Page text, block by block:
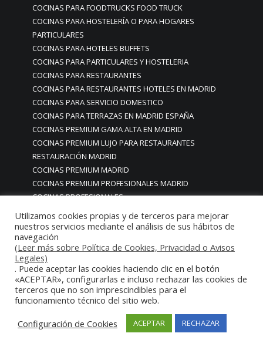
COCINAS PARA FOODTRUCKS FOOD TRUCK
COCINAS PARA HOSTELERÍA O PARA HOGARES
PARTICULARES
COCINAS PARA HOTELES BUFFETS
COCINAS PARA PARTICULARES Y HOSTELERIA
COCINAS PARA RESTAURANTES
COCINAS PARA RESTAURANTES HOTELES EN MADRID
COCINAS PARA SERVICIO DOMESTICO
COCINAS PARA TERRAZAS EN MADRID ESPAÑA
COCINAS PREMIUM GAMA ALTA EN MADRID
COCINAS PREMIUM LUJO PARA RESTAURANTES
RESTAURACIÓN MADRID
COCINAS PREMIUM MADRID
COCINAS PREMIUM PROFESIONALES MADRID
COCINAS PROFESIONALES
COCINAS PROFESIONALES • MOBILIARIO • ENCIMERAS •
REVESTIMIENTOS • ESTRUCTURAS • ELEMENTOS
DECORATIVOS ACERO INOXIDABLE
COCINAS PROFESIONALES A MEDIDA PERSONALIZADAS PARA
PARTICULARES
COCINAS PROFESIONALES ACERO INOXIDABLE
COCINAS PROFESIONALES HORECA
COCINAS PROFESIONALES HOSTELERÍA MADRID
Cocinas profesionales industriales monoblock a medida
personalizadas
Utilizamos cookies propias y de terceros para mejorar
nuestros servicios mediante el análisis de sus hábitos de
navegación
(Leer más sobre Política de Cookies, Privacidad o Avisos
Legales)
. Puede aceptar las cookies haciendo clic en el botón
«ACEPTAR», configurarlas e incluso rechazar las cookies de
terceros que no son imprescindibles para el
funcionamiento técnico del sitio web.
Configuración de Cookies
ACEPTAR RECHAZAR